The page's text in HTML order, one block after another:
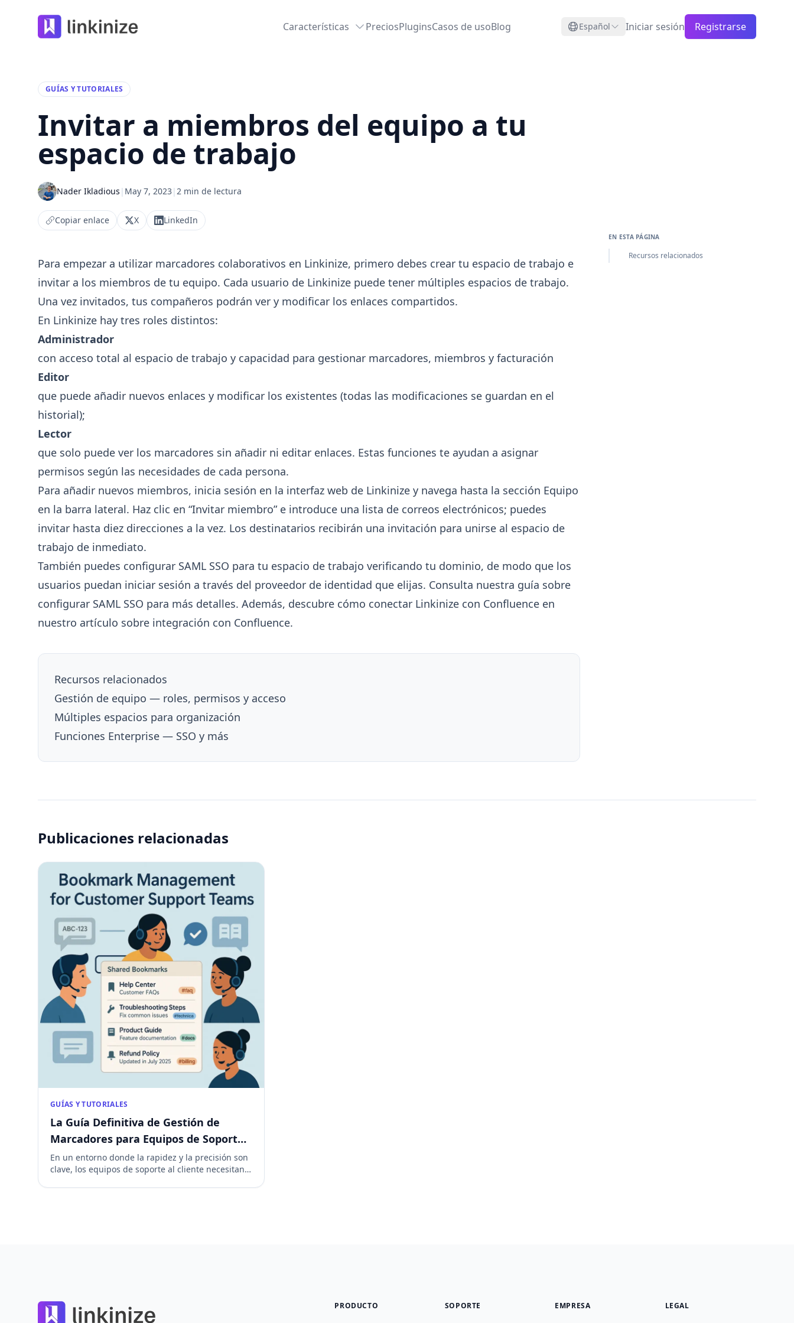
Linkinize Características PreciosPluginsCasos de usoBlog Español Iniciar sesión Registrarse
GUÍAS Y TUTORIALES
Invitar a miembros del equipo a tu
espacio de trabajo
Nader Ikladious | May 7, 2023| 2 min de lectura
Copiar enlace X LinkedIn
Para empezar a utilizar marcadores colaborativos en Linkinize, primero debes crear tu espacio de trabajo e
invitar a los miembros de tu equipo. Cada usuario de Linkinize puede tener múltiples espacios de trabajo.
Una vez invitados, tus compañeros podrán ver y modificar los enlaces compartidos.
En Linkinize hay tres roles distintos:
Administrador
con acceso total al espacio de trabajo y capacidad para gestionar marcadores, miembros y facturación
Editor
que puede añadir nuevos enlaces y modificar los existentes (todas las modificaciones se guardan en el
historial);
Lector
que solo puede ver los marcadores sin añadir ni editar enlaces. Estas funciones te ayudan a asignar
permisos según las necesidades de cada persona.
Para añadir nuevos miembros, inicia sesión en la interfaz web de Linkinize y navega hasta la sección Equipo
en la barra lateral. Haz clic en “Invitar miembro” e introduce una lista de correos electrónicos; puedes
invitar hasta diez direcciones a la vez. Los destinatarios recibirán una invitación para unirse al espacio de
trabajo de inmediato.
También puedes configurar SAML SSO para tu espacio de trabajo verificando tu dominio, de modo que los
usuarios puedan iniciar sesión a través del proveedor de identidad que elijas. Consulta nuestra guía sobre
configurar SAML SSO para más detalles. Además, descubre cómo conectar Linkinize con Confluence en
nuestro artículo sobre integración con Confluence.
Recursos relacionados
Gestión de equipo — roles, permisos y acceso
Múltiples espacios para organización
Funciones Enterprise — SSO y más
EN ESTA PÁGINA
Recursos relacionados
Publicaciones relacionadas
GUÍAS Y TUTORIALES
La Guía Definitiva de Gestión de
Marcadores para Equipos de Soporte
al Cliente
En un entorno donde la rapidez y la precisión son
clave, los equipos de soporte al cliente necesitan
PRODUCTO SOPORTE EMPRESA LEGAL